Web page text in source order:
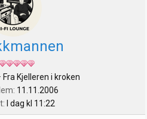
· Fra Kjelleren i kroken
11.11.2006
I dag kl 11:22